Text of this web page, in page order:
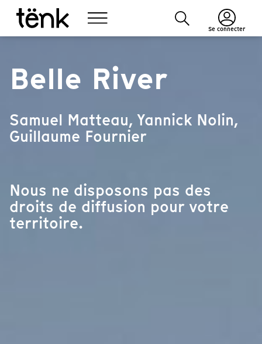
Se connecter
Belle River
Samuel Matteau, Yannick Nolin,
Guillaume Fournier
Nous ne disposons pas des
droits de diffusion pour votre
territoire.